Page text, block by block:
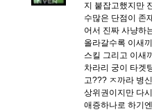
신 짜오 신드
아크샨 아트록
지 붙잡고했지만
수많은 단점이 존
어서 진짜 사냥하
올라갈수록 이새
스킬 그리고 이새
차라리 궁이 타겟
고??? ㅈ까라 병
상위권이지만 다
애증하나로 하기